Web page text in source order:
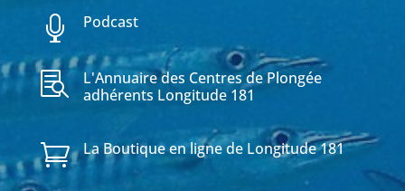
 Podcast

L'Annuaire des Centres de Plongée
adhérents Longitude 181
 La Boutique en ligne de Longitude 181